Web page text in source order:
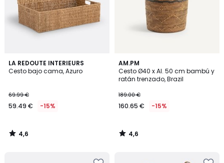
LA REDOUTE INTERIEURS
Cesto bajo cama, Azuro
69.99 €
59.49 € -15%
4,6
/ 5
4,6
/
AM.PM
Cesto Ø40 x Al. 50 cm bambú y
ratán trenzado, Brazil
189.00 €
160.65 € -15%
4,6
/ 5
4,6
/